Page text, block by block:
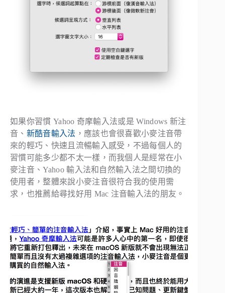
如果你習慣 Yahoo 奇摩輸入法或是 Windows 新注
音、 新酷音輸入法 ，應該也會很喜歡小麥注音帶
來的輕巧、快速且流暢輸入感受，不過每個人的
習慣可能多少都不太一樣，而我個人是經常在小
麥注音、Yahoo 輸入法和自然輸入法之間切換的
使用者，整體來說小麥注音很符合我的使用需
求，也推薦給尋找好用 Mac 注音輸入法的朋友。